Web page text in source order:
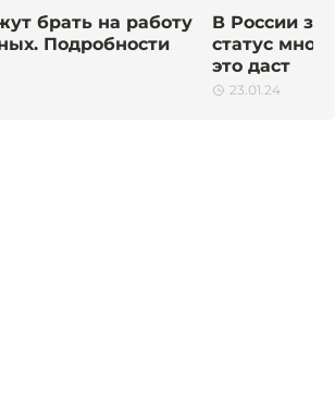
брать на работу
Подробности
В России
статус
это даст
23.01.24